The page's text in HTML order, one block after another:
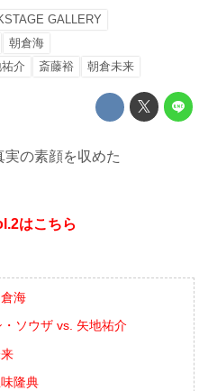
GALLERY
朝倉海
介 斎藤裕 朝倉未来
の素顔を収めた
はこちら
海
ソウザ vs. 矢地祐介
隆典